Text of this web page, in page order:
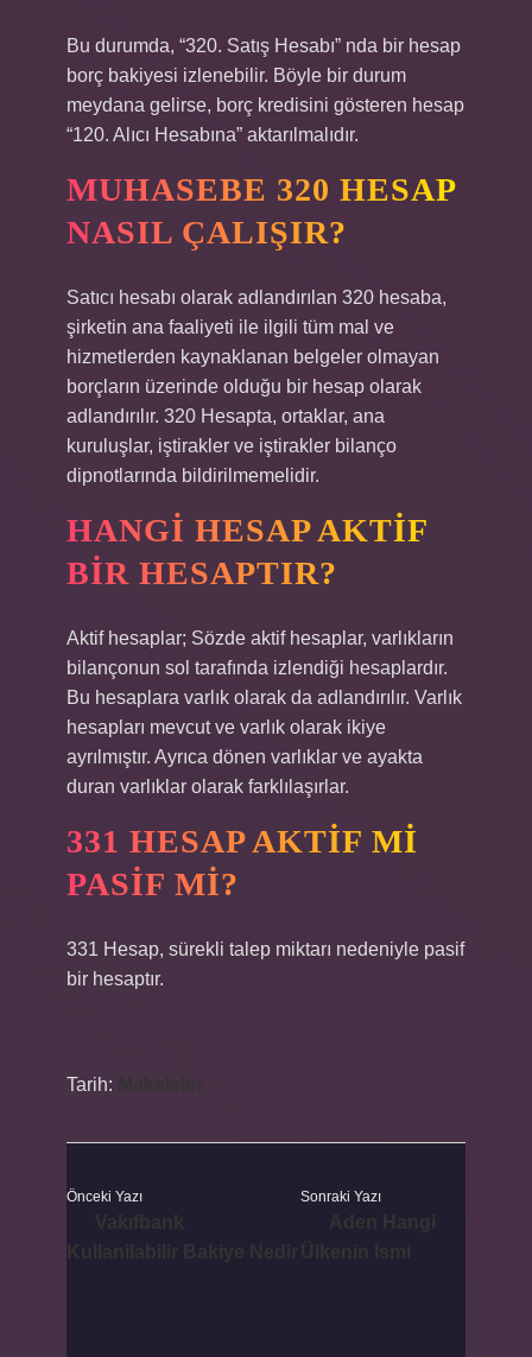
Bu durumda, “320. Satış Hesabı” nda bir hesap
borç bakiyesi izlenebilir. Böyle bir durum
meydana gelirse, borç kredisini gösteren hesap
“120. Alıcı Hesabına” aktarılmalıdır.
MUHASEBE 320 HESAP
NASIL ÇALIŞIR?
Satıcı hesabı olarak adlandırılan 320 hesaba,
şirketin ana faaliyeti ile ilgili tüm mal ve
hizmetlerden kaynaklanan belgeler olmayan
borçların üzerinde olduğu bir hesap olarak
adlandırılır. 320 Hesapta, ortaklar, ana
kuruluşlar, iştirakler ve iştirakler bilanço
dipnotlarında bildirilmemelidir.
HANGI HESAP AKTIF
BIR HESAPTIR?
Aktif hesaplar; Sözde aktif hesaplar, varlıkların
bilançonun sol tarafında izlendiği hesaplardır.
Bu hesaplara varlık olarak da adlandırılır. Varlık
hesapları mevcut ve varlık olarak ikiye
ayrılmıştır. Ayrıca dönen varlıklar ve ayakta
duran varlıklar olarak farklılaşırlar.
331 HESAP AKTIF MI
PASIF MI?
331 Hesap, sürekli talep miktarı nedeniyle pasif
bir hesaptır.
Tarih:
Önceki Yazı Sonraki Yazı